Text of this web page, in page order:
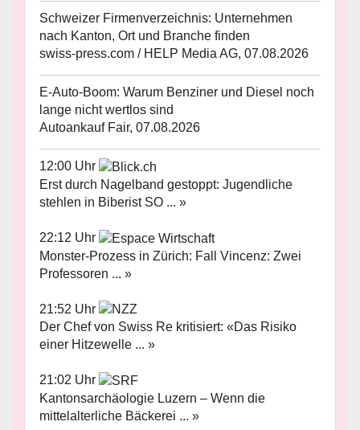
Schweizer Firmenverzeichnis: Unternehmen
nach Kanton, Ort und Branche finden
swiss-press.com / HELP Media AG, 07.08.2026
E-Auto-Boom: Warum Benziner und Diesel noch
lange nicht wertlos sind
Autoankauf Fair, 07.08.2026
12:00 Uhr
Erst durch Nagelband gestoppt: Jugendliche
stehlen in Biberist SO ... »
22:12 Uhr
Monster-Prozess in Zürich: Fall Vincenz: Zwei
Professoren ... »
21:52 Uhr
Der Chef von Swiss Re kritisiert: «Das Risiko
einer Hitzewelle ... »
21:02 Uhr
Kantonsarchäologie Luzern – Wenn die
mittelalterliche Bäckerei ... »